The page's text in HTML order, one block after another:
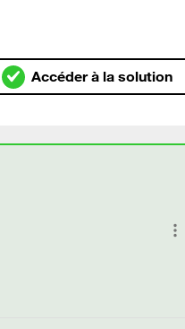
Accéder à la solution